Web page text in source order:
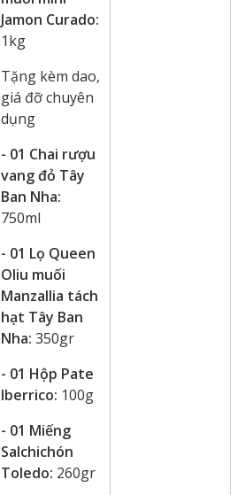
Jamon Curado:
1kg
Tặng kèm dao,
giá đỡ chuyên
dụng
- 01 Chai rượu
vang đỏ Tây
Ban Nha:
750ml
- 01 Lọ Queen
Oliu muối
Manzallia tách
hạt Tây Ban
Nha: 350gr
- 01 Hộp Pate
Iberrico: 100g
- 01 Miếng
Salchichón
Toledo: 260gr